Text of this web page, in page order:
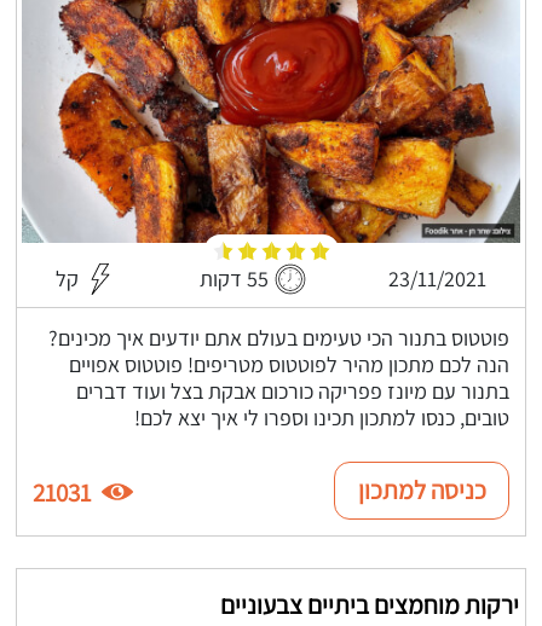
23/11/2021 55 דקות קל
פוטטוס בתנור הכי טעימים בעולם אתם יודעים איך מכינים?
הנה לכם מתכון מהיר לפוטטוס מטריפים! פוטטוס אפויים
בתנור עם מיונז פפריקה כורכום אבקת בצל ועוד דברים
טובים, כנסו למתכון תכינו וספרו לי איך יצא לכם!
כניסה למתכון 21031
ירקות מוחמצים ביתיים צבעוניים